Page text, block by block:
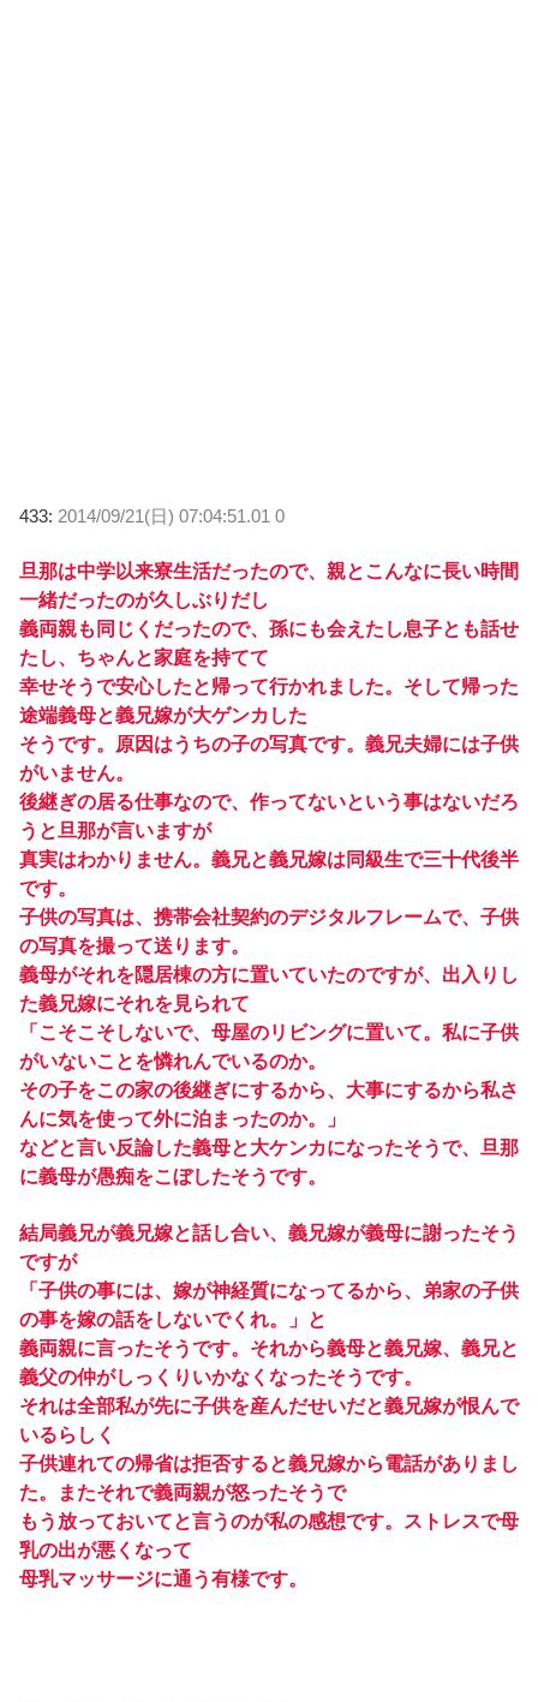
433: 2014/09/21(日) 07:04:51.01 0
旦那は中学以来寮生活だったので、親とこんなに長い時間
一緒だったのが久しぶりだし
義両親も同じくだったので、孫にも会えたし息子とも話せ
たし、ちゃんと家庭を持てて
幸せそうで安心したと帰って行かれました。そして帰った
途端義母と義兄嫁が大ゲンカした
そうです。原因はうちの子の写真です。義兄夫婦には子供
がいません。
後継ぎの居る仕事なので、作ってないという事はないだろ
うと旦那が言いますが
真実はわかりません。義兄と義兄嫁は同級生で三十代後半
です。
子供の写真は、携帯会社契約のデジタルフレームで、子供
の写真を撮って送ります。
義母がそれを隠居棟の方に置いていたのですが、出入りし
た義兄嫁にそれを見られて
「こそこそしないで、母屋のリビングに置いて。私に子供
がいないことを憐れんでいるのか。
その子をこの家の後継ぎにするから、大事にするから私さ
んに気を使って外に泊まったのか。」
などと言い反論した義母と大ケンカになったそうで、旦那
に義母が愚痴をこぼしたそうです。
結局義兄が義兄嫁と話し合い、義兄嫁が義母に謝ったそう
ですが
「子供の事には、嫁が神経質になってるから、弟家の子供
の事を嫁の話をしないでくれ。」と
義両親に言ったそうです。それから義母と義兄嫁、義兄と
義父の仲がしっくりいかなくなったそうです。
それは全部私が先に子供を産んだせいだと義兄嫁が恨んで
いるらしく
子供連れての帰省は拒否すると義兄嫁から電話がありまし
た。またそれで義両親が怒ったそうで
もう放っておいてと言うのが私の感想です。ストレスで母
乳の出が悪くなって
母乳マッサージに通う有様です。